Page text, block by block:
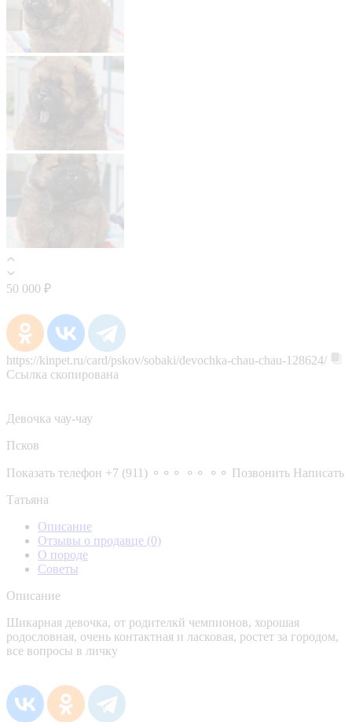
50 000 ₽
https://kinpet.ru/card/pskov/sobaki/devochka-chau-chau-128624/
Ссылка скопирована
Девочка чау-чау
Псков
Показать телефон +7 (911) ⚬⚬⚬ ⚬⚬ ⚬⚬ Позвонить Написать
Татьяна
Описание
Отзывы о продавце (0)
О породе
Советы
Описание
Шикарная девочка, от родителкй чемпионов, хорошая
родословная, очень контактная и ласковая, ростет за городом,
все вопросы в личку